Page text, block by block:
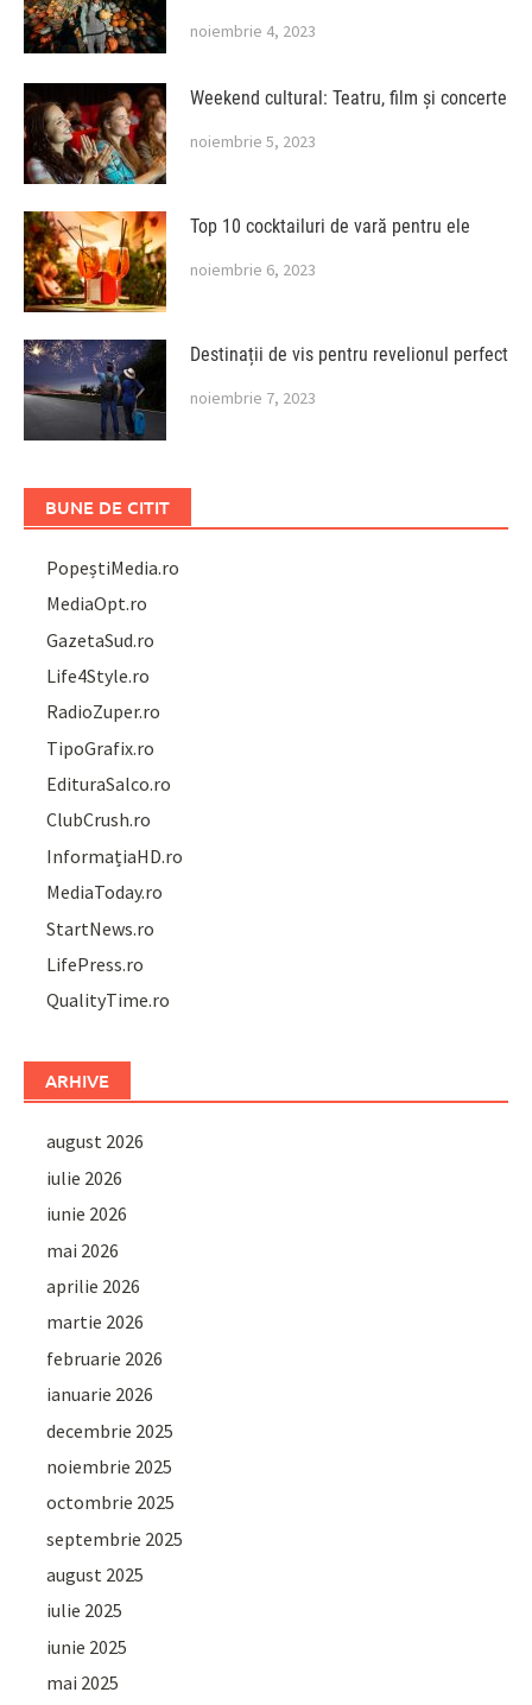
noiembrie 4, 2023
Weekend cultural: Teatru, film și concerte
noiembrie 5, 2023
Top 10 cocktailuri de vară pentru ele
noiembrie 6, 2023
Destinații de vis pentru revelionul perfect
noiembrie 7, 2023
BUNE DE CITIT
PopeștiMedia.ro
MediaOpt.ro
GazetaSud.ro
Life4Style.ro
RadioZuper.ro
TipoGrafix.ro
EdituraSalco.ro
ClubCrush.ro
InformațiaHD.ro
MediaToday.ro
StartNews.ro
LifePress.ro
QualityTime.ro
ARHIVE
august 2026
iulie 2026
iunie 2026
mai 2026
aprilie 2026
martie 2026
februarie 2026
ianuarie 2026
decembrie 2025
noiembrie 2025
octombrie 2025
septembrie 2025
august 2025
iulie 2025
iunie 2025
mai 2025